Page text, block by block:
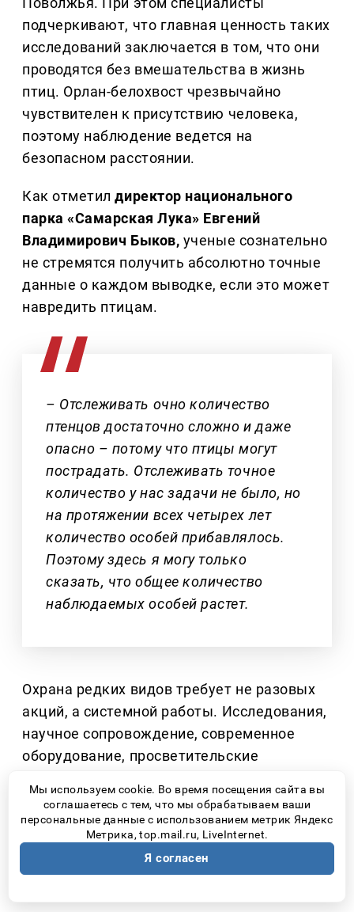
подчеркивают, что главная ценность таких
исследований заключается в том, что они
проводятся без вмешательства в жизнь
птиц. Орлан-белохвост чрезвычайно
чувствителен к присутствию человека,
поэтому наблюдение ведется на
безопасном расстоянии.
Как отметилдиректор национального
парка «Самарская Лука» Евгений
Владимирович Быков, ученые сознательно
не стремятся получить абсолютно точные
данные о каждом выводке, если это может
навредить птицам.
– Отслеживать очно количество
птенцов достаточно сложно и даже
опасно – потому что птицы могут
пострадать. Отслеживать точное
количество у нас задачи не было, но
на протяжении всех четырех лет
количество особей прибавлялось.
Поэтому здесь я могу только
сказать, что общее количество
наблюдаемых особей растет.
Охрана редких видов требует не разовых
акций, а системной работы. Исследования,
научное сопровождение, современное
оборудование, просветительские
это стало возможным благодаря
партнерству национального парка
«Самарская Лука» и предприятий
самарской производственной площадки
Мы используем cookie. Во время посещения сайта вы
соглашаетесь с тем, что мы обрабатываем ваши
персональные данные с использованием метрик Яндекс
Метрика, top.mail.ru, LiveInternet.
Я согласен